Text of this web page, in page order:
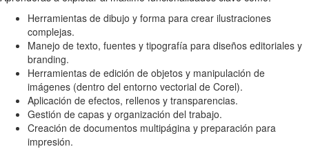
Herramientas de dibujo y forma para crear ilustraciones
complejas.
Manejo de texto, fuentes y tipografía para diseños editoriales y
branding.
Herramientas de edición de objetos y manipulación de
imágenes (dentro del entorno vectorial de Corel).
Aplicación de efectos, rellenos y transparencias.
Gestión de capas y organización del trabajo.
Creación de documentos multipágina y preparación para
impresión.